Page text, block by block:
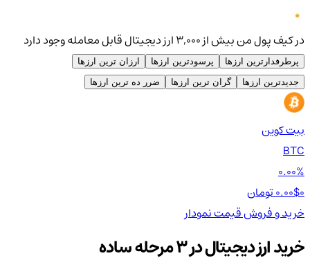
در کیف پول من بیش از ۳,۰۰۰ ارز دیجیتال قابل معامله وجود دارد
پرطرفدارترین ارزها پرسودترین ارزها
ارزان ترین ارزها
جدیدترین ارزها
گران ترین ارزها ضرر ده ترین ارزها
بیت کوین
BTC
0.00%
0.00$
خرید و فروشقیمتنمودار
خرید ارز دیجیتال در 3 مرحله ساده